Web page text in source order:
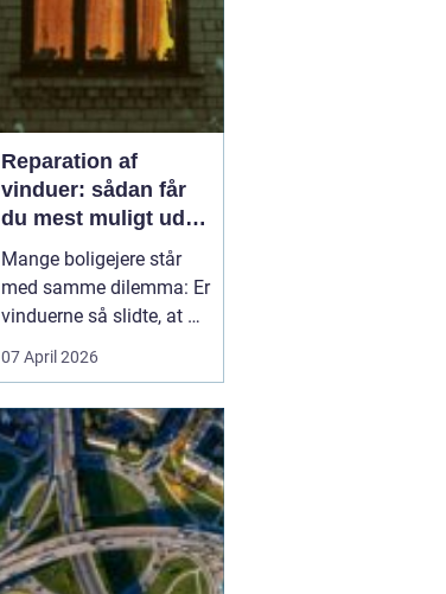
Reparation af
vinduer: sådan får
du mest muligt ud af
dine gamle vinduer
Mange boligejere står
med samme dilemma: Er
vinduerne så slidte, at de
bør skiftes, eller kan de
repareres og få nyt liv? I
kan en grundig
reparation af vinduer
være en både økon...
07 April 2026